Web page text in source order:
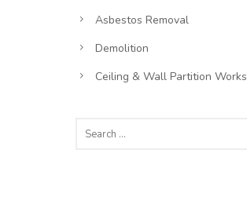
Asbestos Removal
Demolition
Ceiling & Wall Partition Works